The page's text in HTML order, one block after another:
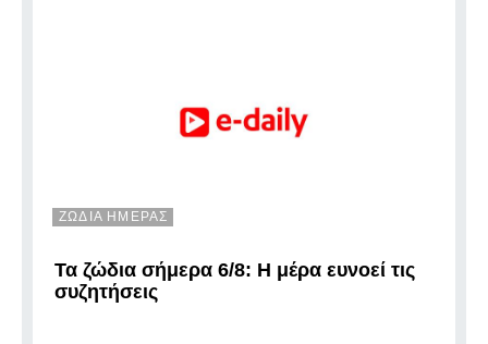
ΖΩΔΙΑ ΗΜΕΡΑΣ
Τα ζώδια σήμερα 6/8: Η μέρα ευνοεί τις
συζητήσεις